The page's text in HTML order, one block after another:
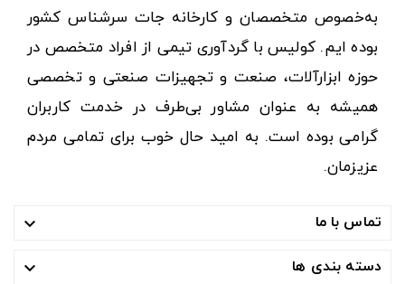
به‌خصوص متخصصان و کارخانه جات سرشناس کشور
بوده ایم. کولیس با گردآوری تیمی از افراد متخصص در
حوزه ابزارآلات، صنعت و تجهیزات صنعتی و تخصصی
همیشه به عنوان مشاور بی‌طرف در خدمت کاربران
گرامی بوده است. به امید حال خوب برای تمامی مردم
عزیزمان.
تماس با ما 
دسته بندی ها 